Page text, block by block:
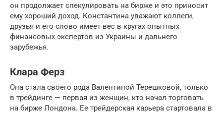
он продолжает спекулировать на бирже и это приносит
ему хороший доход. Константина уважают коллеги,
друзья и его слово имеет вес в кругах опытных
финансовых экспертов из Украины и дальнего
зарубежья.
Клара Ферз
Она стала своего рода Валентиной Терешковой, только
в трейдинге — первая из женщин, кто начал торговать
на бирже Лондона. Ее трейдерская карьера стартовала в